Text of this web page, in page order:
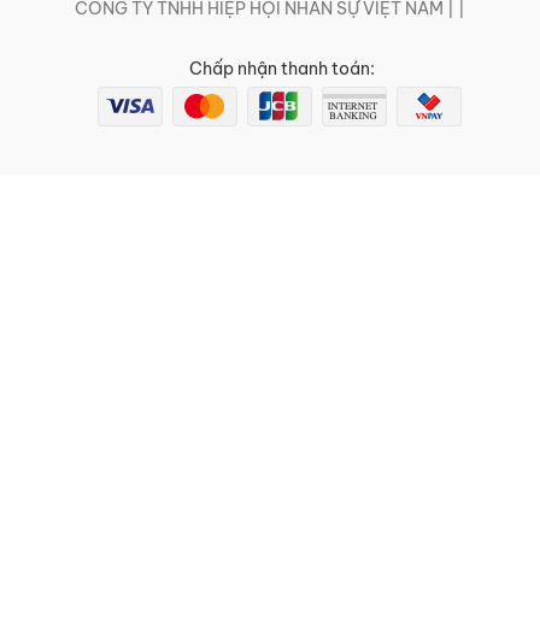
CÔNG TY TNHH HIỆP HỘI NHÂN SỰ VIỆT NAM | |
Chấp nhận thanh toán: